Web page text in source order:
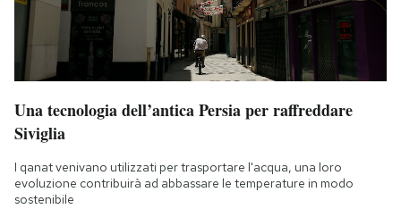
Una tecnologia dell’antica Persia per raffreddare
Siviglia
I qanat venivano utilizzati per trasportare l'acqua, una loro
evoluzione contribuirà ad abbassare le temperature in modo
sostenibile